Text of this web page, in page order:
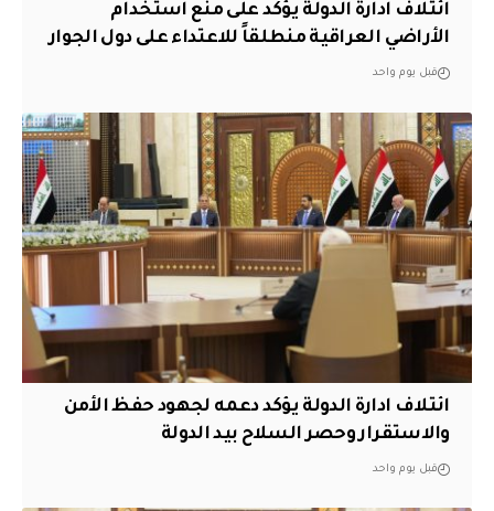
ائتلاف ادارة الدولة يؤكد على منع استخدام
الأراضي العراقية منطلقاً للاعتداء على دول الجوار
قبل يوم واحد
ائتلاف ادارة الدولة يؤكد دعمه لجهود حفظ الأمن
والاستقرار وحصر السلاح بيد الدولة
قبل يوم واحد